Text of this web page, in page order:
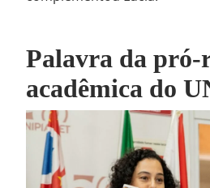
Palavra da pró-
acadêmica do